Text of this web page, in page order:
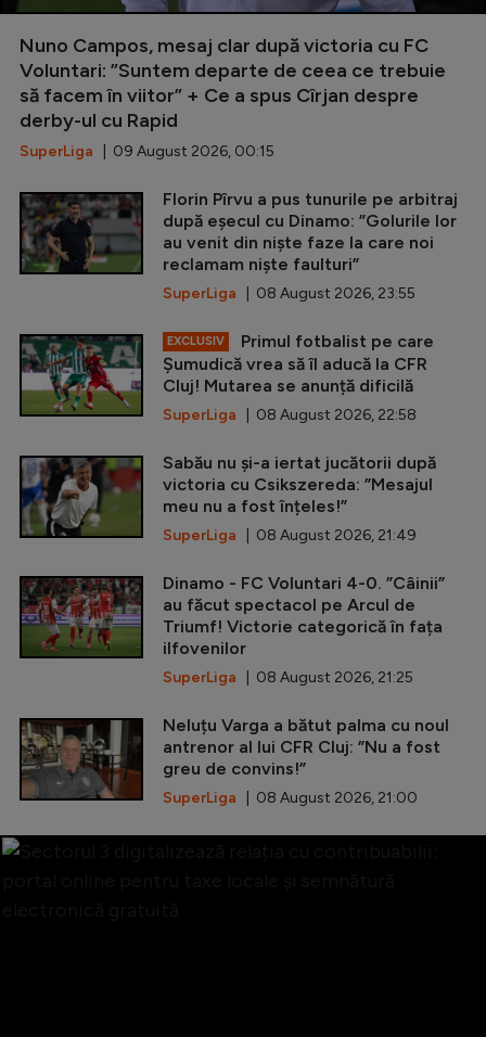
Nuno Campos, mesaj clar după victoria cu FC
Voluntari: ”Suntem departe de ceea ce trebuie
să facem în viitor” + Ce a spus Cîrjan despre
derby-ul cu Rapid
SuperLiga | 09 August 2026, 00:15
Florin Pîrvu a pus tunurile pe arbitraj
după eșecul cu Dinamo: ”Golurile lor
au venit din niște faze la care noi
reclamam niște faulturi”
SuperLiga | 08 August 2026, 23:55
EXCLUSIV
Primul fotbalist pe care
Șumudică vrea să îl aducă la CFR
Cluj! Mutarea se anunță dificilă
SuperLiga | 08 August 2026, 22:58
Sabău nu și-a iertat jucătorii după
victoria cu Csikszereda: ”Mesajul
meu nu a fost înțeles!”
SuperLiga | 08 August 2026, 21:49
Dinamo - FC Voluntari 4-0. ”Câinii”
au făcut spectacol pe Arcul de
Triumf! Victorie categorică în fața
ilfovenilor
SuperLiga | 08 August 2026, 21:25
Neluțu Varga a bătut palma cu noul
antrenor al lui CFR Cluj: ”Nu a fost
greu de convins!”
SuperLiga | 08 August 2026, 21:00